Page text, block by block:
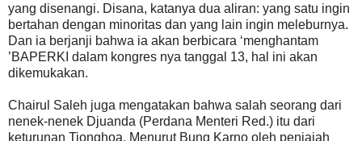
yang disenangi. Disana, katanya dua aliran: yang satu ingin
bertahan dengan minoritas dan yang lain ingin meleburnya.
Dan ia berjanji bahwa ia akan berbicara ‘menghantam
’BAPERKI dalam kongres nya tanggal 13, hal ini akan
dikemukakan.
Chairul Saleh juga mengatakan bahwa salah seorang dari
nenek-nenek Djuanda (Perdana Menteri Red.) itu dari
keturunan Tionghoa. Menurut Bung Karno oleh penjajah